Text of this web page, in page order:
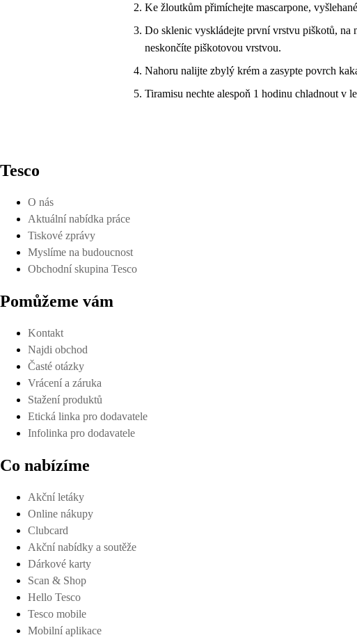
Ke žloutkům přimíchejte mascarpone,
Do sklenic vyskládejte první vrstvu piškotů, na
neskončíte piškotovou vrstvou.
Nahoru nalijte zbylý krém a zasypte povrch
Tiramisu nechte alespoň 1 hodinu chladnout v
Tesco
O nás
Aktuální nabídka práce
Tiskové zprávy
Myslíme na budoucnost
Obchodní skupina Tesco
Pomůžeme vám
Kontakt
Najdi obchod
Časté otázky
Vrácení a záruka
Stažení produktů
Etická linka pro dodavatele
Infolinka pro dodavatele
Co nabízíme
Akční letáky
Online nákupy
Clubcard
Akční nabídky a soutěže
Dárkové karty
Scan & Shop
Hello Tesco
Tesco mobile
Mobilní aplikace